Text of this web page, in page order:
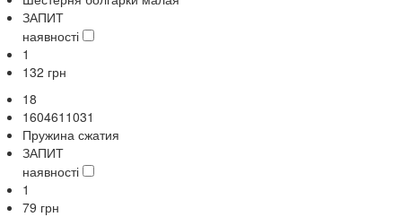
ЗАПИТ
наявності
1
132 грн
18
1604611031
Пружина сжатия
ЗАПИТ
наявності
1
79 грн